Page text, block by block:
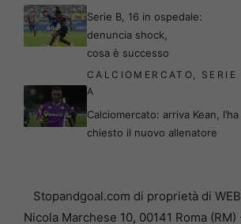
Serie B, 16 in ospedale:
denuncia shock,
cosa è successo
CALCIOMERCATO, SERIE
A
Calciomercato: arriva Kean, l’ha
chiesto il nuovo allenatore
Stopandgoal.com di proprietà di
Nicola Marchese 10, 00141 Roma